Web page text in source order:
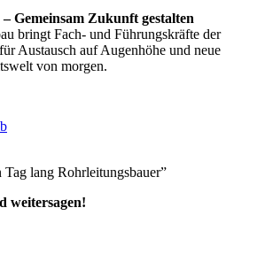
Gemeinsam Zukunft gestalten
bringt Fach- und Führungskräfte der
Austausch auf Augenhöhe und neue
von morgen.
lang Rohrleitungsbauer”
weitersagen!